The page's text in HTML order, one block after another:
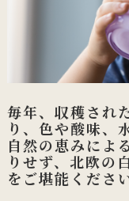
毎年、収穫され
り、色や酸味、
自然の恵みによ
りせず、北欧の
をご堪能ください